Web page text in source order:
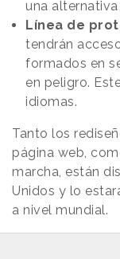
una
Línea de
tendrán
formados en
en peligro.
idiomas.
Tanto los
página web,
marcha, están
Unidos y lo
a nivel mundial.